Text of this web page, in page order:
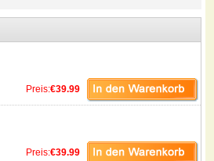
Preis:€39.99
Preis:€39.99